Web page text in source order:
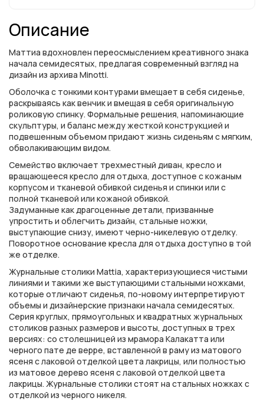
Описание
Маттиа вдохновлен переосмыслением креативного знака
начала семидесятых, предлагая современный взгляд на
дизайн из архива Minotti.
Оболочка с тонкими контурами вмещает в себя сиденье,
раскрываясь как венчик и вмещая в себя оригинальную
роликовую спинку. Формальные решения, напоминающие
скульптуры, и баланс между жесткой конструкцией и
подвешенным объемом придают жизнь сиденьям с мягким,
обволакивающим видом.
Семейство включает трехместный диван, кресло и
вращающееся кресло для отдыха, доступное с кожаным
корпусом и тканевой обивкой сиденья и спинки или с
полной тканевой или кожаной обивкой.
Задуманные как драгоценные детали, призванные
упростить и облегчить дизайн, стальные ножки,
выступающие снизу, имеют черно-никелевую отделку.
Поворотное основание кресла для отдыха доступно в той
же отделке.
Журнальные столики Mattia, характеризующиеся чистыми
линиями и такими же выступающими стальными ножками,
которые отличают сиденья, по-новому интерпретируют
объемы и дизайнерские признаки начала семидесятых.
Серия круглых, прямоугольных и квадратных журнальных
столиков разных размеров и высоты, доступных в трех
версиях: со столешницей из мрамора Калакатта или
черного пате де верре, вставленной в раму из матового
ясеня с лаковой отделкой цвета лакрицы, или полностью
из матовое дерево ясеня с лаковой отделкой цвета
лакрицы. Журнальные столики стоят на стальных ножках с
отделкой из черного никеля.